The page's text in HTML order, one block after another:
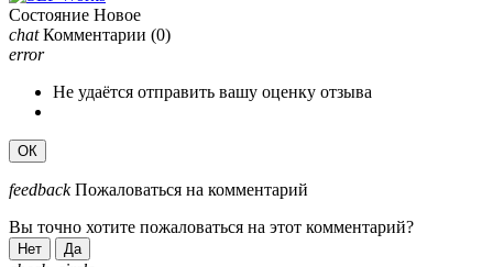
Состояние Новое
chat Комментарии (0)
error
Не удаётся отправить вашу оценку отзыва
ОК
feedback Пожаловаться на комментарий
Вы точно хотите пожаловаться на этот комментарий?
Нет Да